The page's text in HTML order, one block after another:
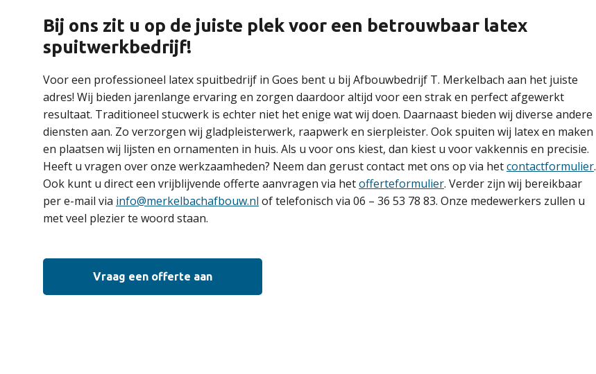
Bij ons zit u op de juiste plek voor een betrouwbaar latex
spuitwerkbedrijf!
Voor een professioneel latex spuitbedrijf in Goes bent u bij Afbouwbedrijf T. Merkelbach aan het juiste
adres! Wij bieden jarenlange ervaring en zorgen daardoor altijd voor een strak en perfect afgewerkt
resultaat. Traditioneel stucwerk is echter niet het enige wat wij doen. Daarnaast bieden wij diverse andere
diensten aan. Zo verzorgen wij gladpleisterwerk, raapwerk en sierpleister. Ook spuiten wij latex en maken
en plaatsen wij lijsten en ornamenten in huis. Als u voor ons kiest, dan kiest u voor vakkennis en precisie.
Heeft u vragen over onze werkzaamheden? Neem dan gerust contact met ons op via hetcontactformulier.
Ook kunt u direct een vrijblijvende offerte aanvragen via hetofferteformulier. Verder zijn wij bereikbaar
per e-mail via info@merkelbachafbouw.nl of telefonisch via 06 – 36 53 78 83. Onze medewerkers zullen u
met veel plezier te woord staan.
Vraag een offerte aan